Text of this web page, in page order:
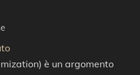
è un argomento